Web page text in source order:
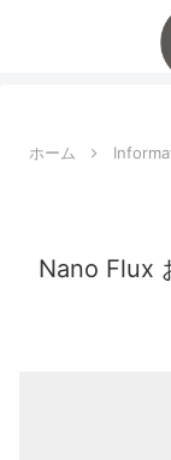
ホーム
Nano Flux